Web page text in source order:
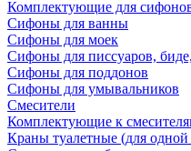
Комплектующие для
Сифоны для ванны
Сифоны для моек
Сифоны для писсуаров,
Сифоны для поддонов
Сифоны для умывальников
Смесители
Комплектующие к
Краны туалетные (для